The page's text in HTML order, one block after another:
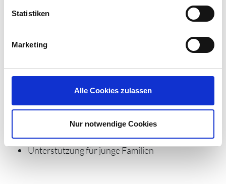
Statistiken
Marketing
Alle Cookies zulassen
Nur notwendige Cookies
Abwechslungsreiches Aufgabengebiet
Entscheidungswege
persönlichen Weiterentwicklung
Freie Getränke und Kantinenzuschüsse
Kostenfreie Parkmöglichkeiten
JobRad (Rad-Leasing)
Personaleinkauf
Unterstützung für junge Familien